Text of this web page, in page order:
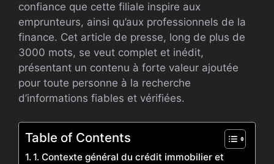
confiance que cette filiale inspire aux
emprunteurs, ainsi qu’aux professionnels de la
finance. Cet article de presse, long de plus de
3000 mots, se veut complet et inédit,
présentant un contenu à forte valeur ajoutée
pour toute personne à la recherche
d’informations fiables et vérifiées.
Table of Contents
1. Contexte général du crédit immobilier et